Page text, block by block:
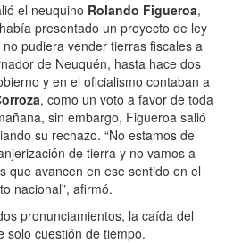
el neuquino Rolando Figueroa,
presentado un proyecto de ley
pudiera vender tierras fiscales a
de Neuquén, hasta hace dos
y en el oficialismo contaban a
, como un voto a favor de toda
sin embargo, Figueroa salió
su rechazo. “No estamos de
de tierra y no vamos a
que avancen en ese sentido en el
nacional”, afirmó.
pronunciamientos, la caída del
solo cuestión de tiempo.